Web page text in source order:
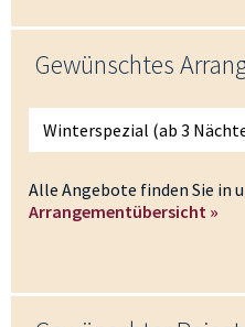
Gewünschtes
Alle Angebote finden Sie in
Arrangementübersicht »